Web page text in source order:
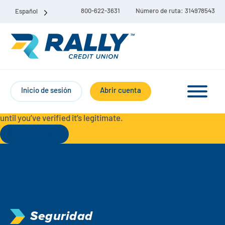
Español 800-622-3631 Número de ruta: 314978543
Inicio de sesión Abrir cuenta
Cuenta corriente Liberty
Ahorro
contact Rally Credit Union using our official phone numbers. If
you receive a letter, email, text message, or other
until you’ve verified it’s legitimate.
Seguridad